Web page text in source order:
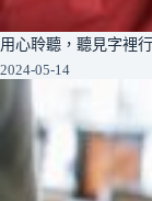
用心聆聽，聽見字裡
2024-05-14